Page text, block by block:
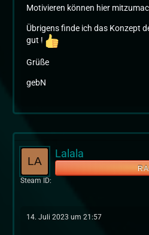
Motivieren können hier
Übrigens finde ich das Konzept
gut !
Grüße
gebN
Lalala
Steam ID
14. Juli 2023 um 21:57